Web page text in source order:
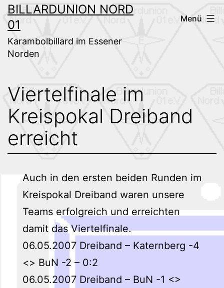
Zum
Inhalt
springen
BILLARDUNION NORD
01
Karambolbillard im Essener
Norden
Menü
Viertelfinale im
Kreispokal Dreiband
erreicht
Auch in den ersten beiden Runden im
Kreispokal Dreiband waren unsere
Teams erfolgreich und erreichten
damit das Viertelfinale.
06.05.2007 Dreiband – Katernberg -4
<> BuN -2 – 0:2
06.05.2007 Dreiband – BuN -1 <>